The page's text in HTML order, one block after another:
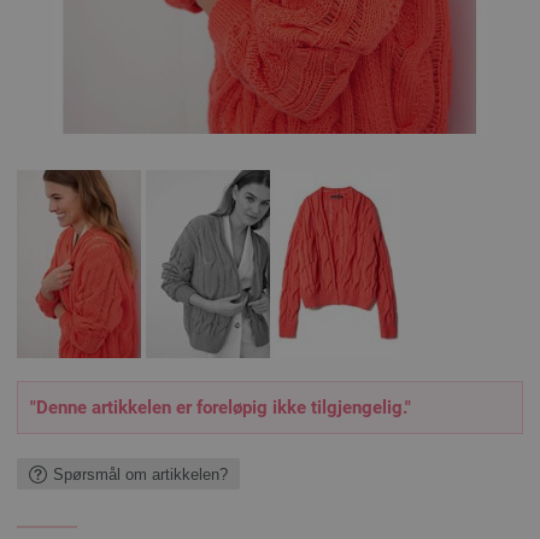
"Denne artikkelen er foreløpig ikke tilgjengelig."
Spørsmål om artikkelen?